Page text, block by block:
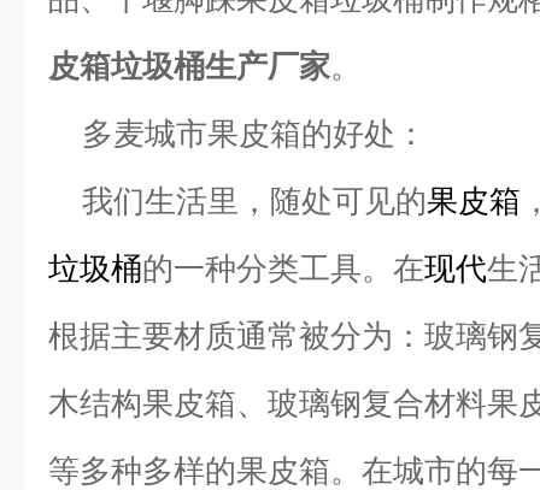
皮箱垃圾桶生产厂家。
多麦城市果皮箱的好处：
我们生活里，随处可见的果皮箱
垃圾桶的一种分类工具。在现代生
根据主要材质通常被分为：玻璃钢
木结构果皮箱、玻璃钢复合材料果
等多种多样的果皮箱。在城市的每